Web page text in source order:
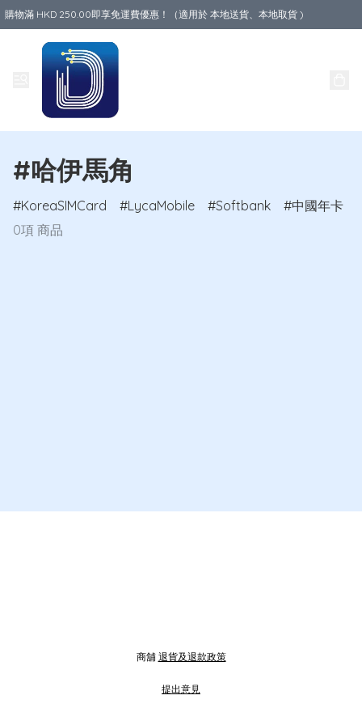
購物滿 HKD 250.00即享免運費優惠！（適用於 本地送貨、本地取貨 )
#哈伊馬角
KoreaSIMCard LycaMobile Softbank
中國年卡
0項 商品
商舖 退貨及退款政策
提出意見